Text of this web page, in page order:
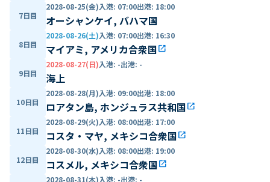
7日目
2028-08-25(金)入港: 07:00出港: 18:00
オーシャンケイ, バハマ国
8日目
2028-08-26(土)入港: 07:00出港: 16:30
マイアミ, アメリカ合衆国open_in_new
9日目
2028-08-27(日)入港: -出港: -
海上
10日目
2028-08-28(月)入港: 09:00出港: 18:00
ロアタン島, ホンジュラス共和国open_in_new
11日目
2028-08-29(火)入港: 08:00出港: 17:00
コスタ・マヤ, メキシコ合衆国open_in_new
12日目
2028-08-30(水)入港: 08:00出港: 19:00
コスメル, メキシコ合衆国open_in_new
2028-08-31(木)入港: -出港: -